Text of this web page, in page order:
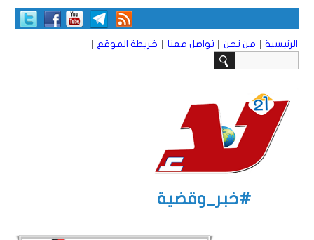
الرئيسية | من نحن | تواصل معنا | خريطة الموقع |
#خبر_وقضية